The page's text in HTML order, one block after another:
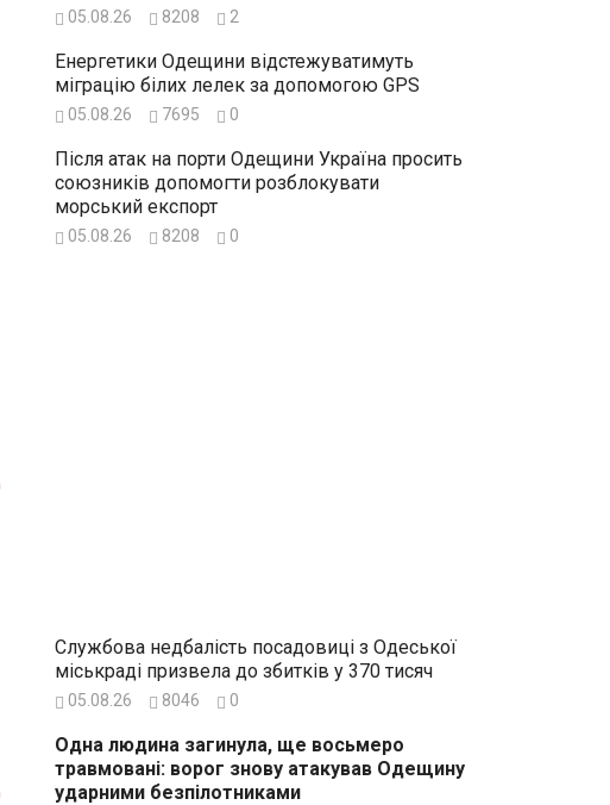
05.08.26 8208 2
Енергетики Одещини відстежуватимуть
міграцію білих лелек за допомогою GPS
05.08.26 7695 0
Після атак на порти Одещини Україна просить
союзників допомогти розблокувати
морський експорт
05.08.26 8208 0
Службова недбалість посадовиці з Одеської
міськраді призвела до збитків у 370 тисяч
05.08.26 8046 0
Одна людина загинула, ще восьмеро
травмовані: ворог знову атакував Одещину
ударними безпілотниками